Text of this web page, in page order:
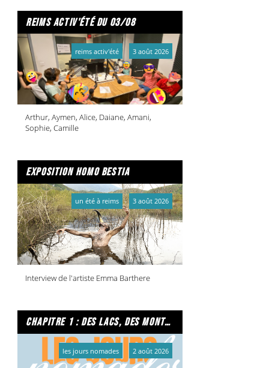
reims activ'été du 03/08
Arthur, Aymen, Alice, Daiane, Amani,
Sophie, Camille
reims activ'été 3 août 2026
exposition homo bestia
Interview de l'artiste Emma Barthere
un été à reims 3 août 2026
chapitre 1 : des lacs, des montagnes et due caffe per favore
les jours nomades 2 août 2026